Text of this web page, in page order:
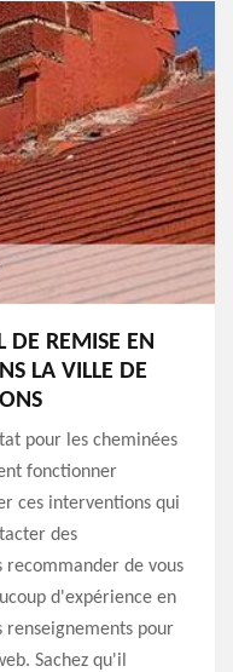
DE REMISE EN
LA VILLE DE
pour les cheminées
fonctionner
ces interventions qui
des
recommander de vous
d'expérience en
renseignements pour
Sachez qu'il